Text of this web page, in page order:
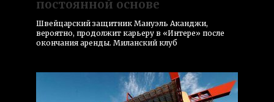
постоянной основе
Швейцарский защитник Мануэль Аканджи,
вероятно, продолжит карьеру в «Интере» после
окончания аренды. Миланский клуб